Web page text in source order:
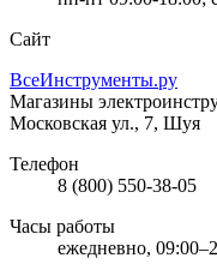
Сайт
ВсеИнструменты.ру
Магазины
Московская ул., 7, Шуя
Телефон
8 (800) 550-38-05
Часы работы
ежедневно,